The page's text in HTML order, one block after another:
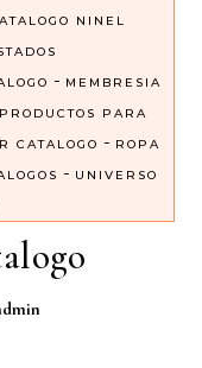
NINEL
- MEMBRESIA
PRODUCTOS PARA
CATALOGO - ROPA
- UNIVERSO